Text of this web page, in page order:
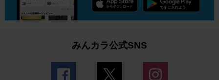
みんカラ公式SNS